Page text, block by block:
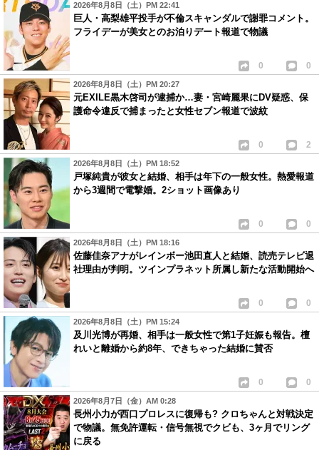
2026年8月8日（土）PM 22:41
巨人・高梨雄平投手が不倫スキャンダルで謝罪コメント。
フライデーが美女とのお泊りデート報道で物議
0 0
2026年8月8日（土）PM 20:27
元EXILE黒木啓司が逮捕か…妻・宮崎麗果にDV疑惑、保
護命令違反で捕まったと女性セブン報道で波紋
0 2
2026年8月8日（土）PM 18:52
戸塚純貴が彼女と結婚、相手は年下の一般女性。熱愛報道
から3週間で電撃婚。2ショット画像あり
0 0
2026年8月8日（土）PM 18:16
佐藤佳奈アナがレインボー池田直人と結婚、読売テレビ退
社理由が判明。ツインプラネット所属し新たな活動開始へ
0 0
2026年8月8日（土）PM 15:24
及川光博が再婚、相手は一般女性で第1子妊娠も報告。檀
れいと離婚から約8年、できちゃった結婚に賛否
0 0
2026年8月7日（金）AM 0:28
長州小力が西口プロレスに復帰も? クロちゃんと対戦決定
で物議。無免許運転・信号無視でクビも、3ヶ月でリング
に戻る